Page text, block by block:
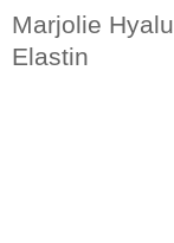
Marjolie
Elastin